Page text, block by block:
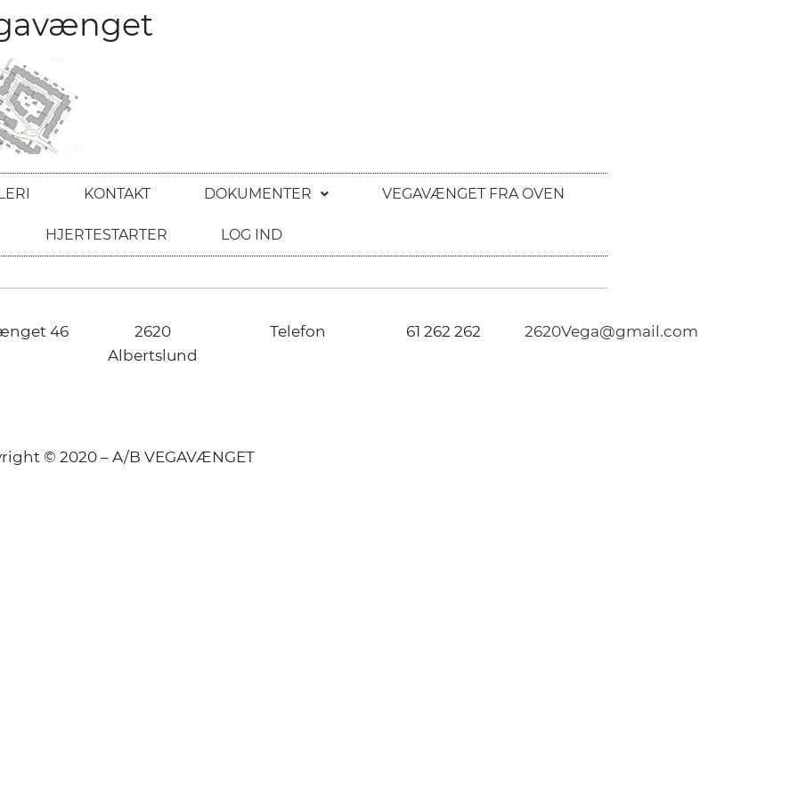
KONTAKT DOKUMENTER VEGAVÆNGET FRA OVEN
HJERTESTARTER LOG IND
46
2620
Albertslund
Telefon 61 262 262 2620Vega@gmail.com
© 2020 – A/B VEGAVÆNGET